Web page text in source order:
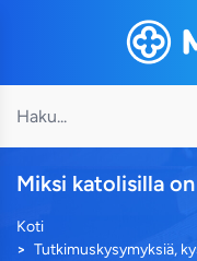
Miksi katolisilla
Koti
Tutkimuskysymyksiä,